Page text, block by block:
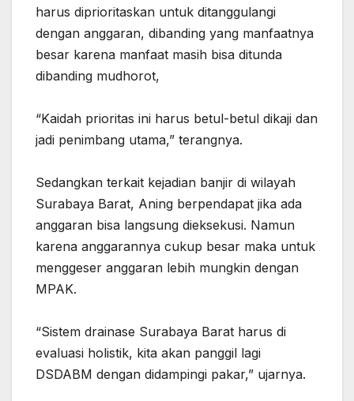
harus diprioritaskan untuk ditanggulangi
dengan anggaran, dibanding yang manfaatnya
besar karena manfaat masih bisa ditunda
dibanding mudhorot,
“Kaidah prioritas ini harus betul-betul dikaji dan
jadi penimbang utama,” terangnya.
Sedangkan terkait kejadian banjir di wilayah
Surabaya Barat, Aning berpendapat jika ada
anggaran bisa langsung dieksekusi. Namun
karena anggarannya cukup besar maka untuk
menggeser anggaran lebih mungkin dengan
MPAK.
“Sistem drainase Surabaya Barat harus di
evaluasi holistik, kita akan panggil lagi
DSDABM dengan didampingi pakar,” ujarnya.